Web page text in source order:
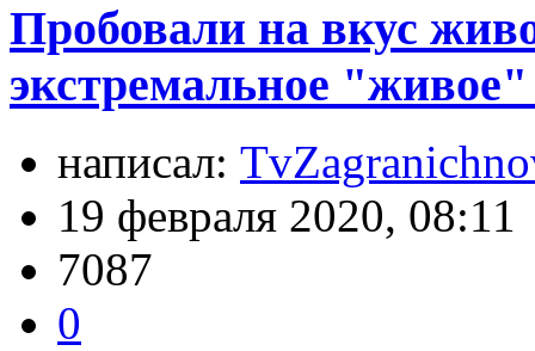
Пробовали на вкус
экстремальное
написал:
19 февраля 2020, 08:11
7087
0